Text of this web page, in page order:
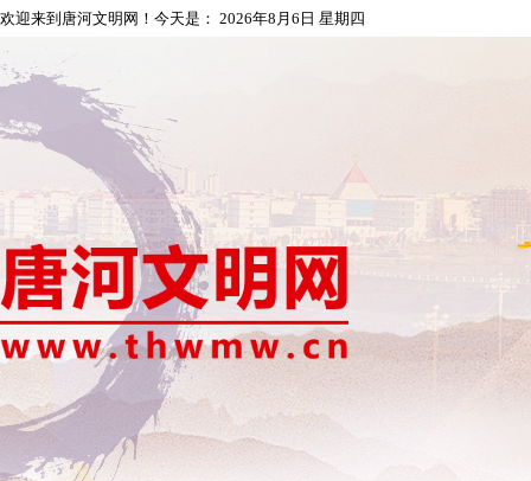
欢迎来到唐河文明网！今天是： 2026年8月6日 星期四